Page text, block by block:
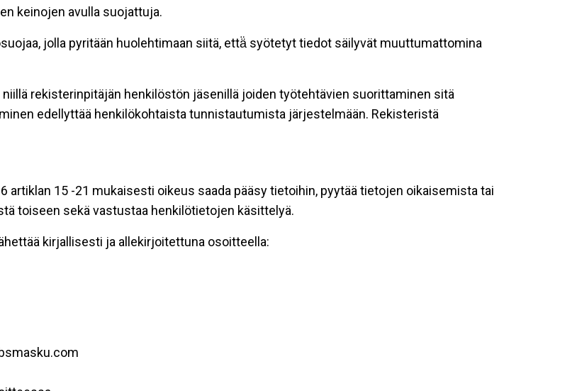
keinojen avulla suojattuja.
jolla pyritään huolehtimaan siitä, että̈ syötetyt tiedot säilyvät muuttumattomina
rekisterinpitäjän henkilöstön jäsenillä joiden työtehtävien suorittaminen sitä
edellyttää henkilökohtaista tunnistautumista järjestelmään. Rekisteristä
artiklan 15 -21 mukaisesti oikeus saada pääsy tietoihin, pyytää tietojen oikaisemista tai
toiseen sekä vastustaa henkilötietojen käsittelyä.
kirjallisesti ja allekirjoitettuna osoitteella: